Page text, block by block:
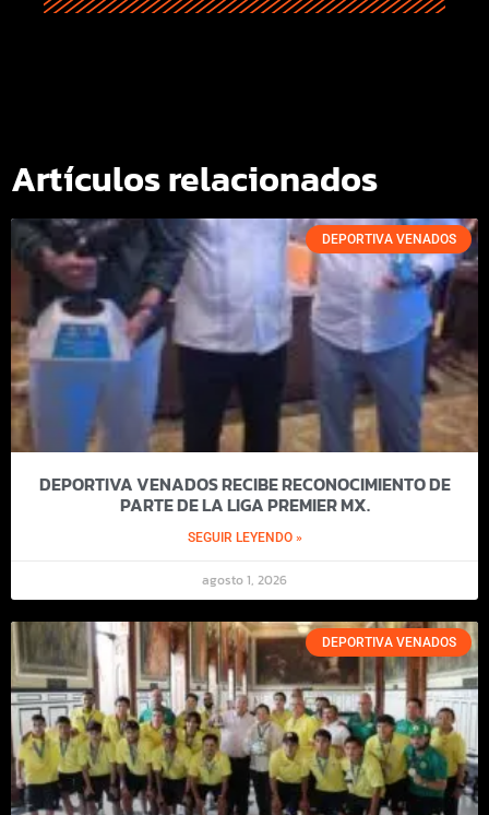
Artículos relacionados
DEPORTIVA VENADOS
DEPORTIVA VENADOS RECIBE RECONOCIMIENTO DE
PARTE DE LA LIGA PREMIER MX.
SEGUIR LEYENDO »
agosto 1, 2026
DEPORTIVA VENADOS